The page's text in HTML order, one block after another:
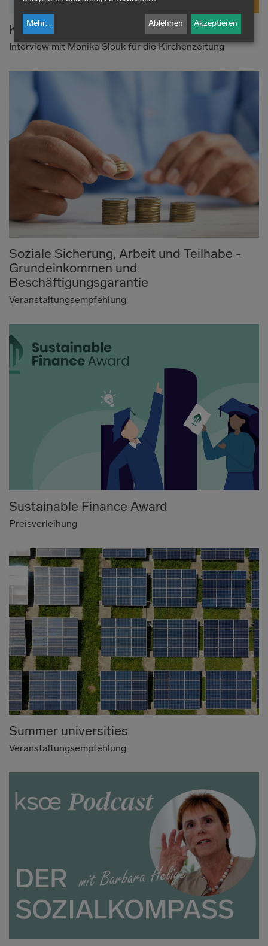
Keine Rechtfertigung für Iran-Angriff
Interview mit Monika Slouk für die Kirchenzeitung
Soziale Sicherung, Arbeit und Teilhabe -
Grundeinkommen und
Beschäftigungsgarantie
Veranstaltungsempfehlung
Sustainable Finance Award
Preisverleihung
Summer universities
Veranstaltungsempfehlung
Mehr... Ablehnen Akzeptieren